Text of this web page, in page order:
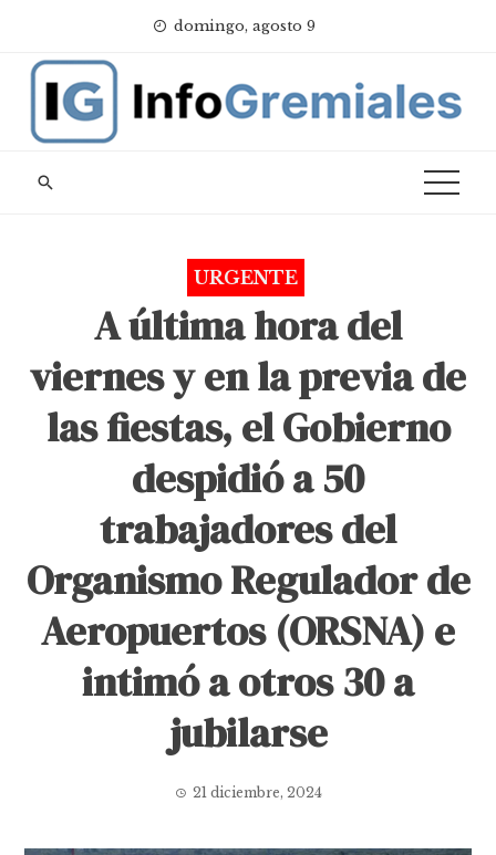
content
domingo, agosto 9
URGENTE
A última hora del
viernes y en la previa de
las fiestas, el Gobierno
despidió a 50
trabajadores del
Organismo Regulador de
Aeropuertos (ORSNA) e
intimó a otros 30 a
jubilarse
21 diciembre, 2024